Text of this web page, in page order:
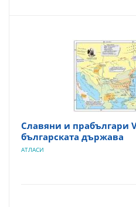
Славяни и прабългари
българската държава
АТЛАСИ